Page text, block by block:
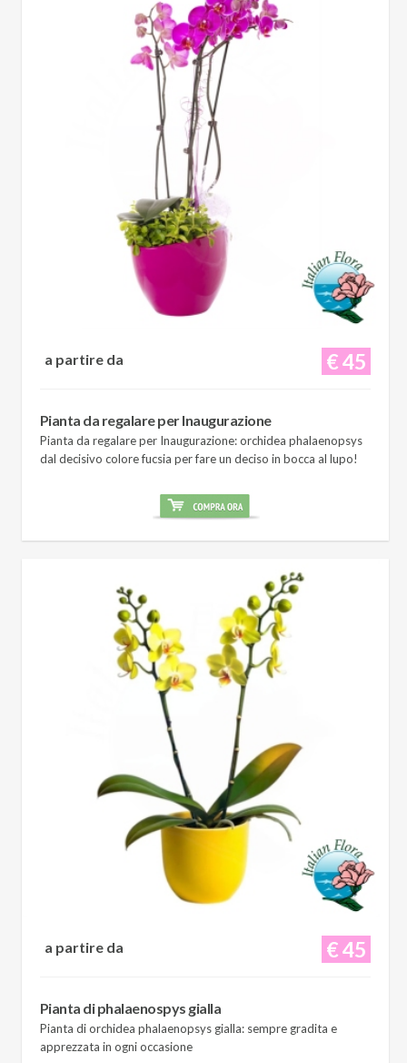
€ 45
a partire da
Pianta da regalare per Inaugurazione
Pianta da regalare per Inaugurazione: orchidea phalaenopsys
dal decisivo colore fucsia per fare un deciso in bocca al lupo!
€ 45
a partire da
Pianta di phalaenospys gialla
Pianta di orchidea phalaenopsys gialla: sempre gradita e
apprezzata in ogni occasione